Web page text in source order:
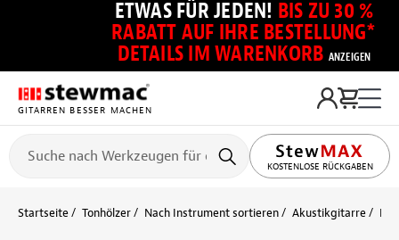
ETWAS FÜR JEDEN! BIS ZU 30 %
RABATT AUF IHRE BESTELLUNG*
DETAILS IM WARENKORB ANZEIGEN
GITARREN BESSER MACHEN
KOSTENLOSE RÜCKGABEN
Startseite Tonhölzer Nach Instrument sortieren Akustikgitarre